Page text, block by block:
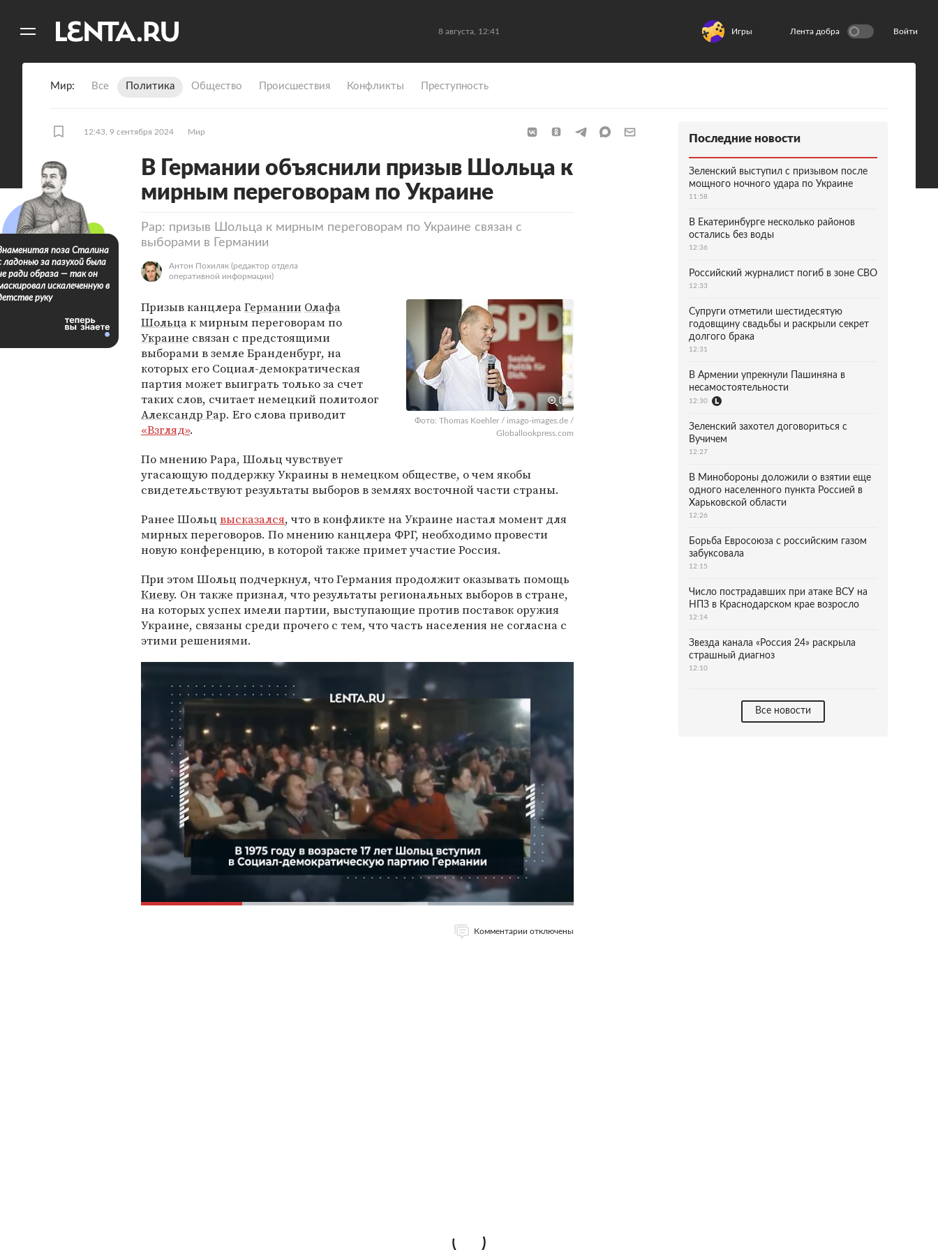
8 августа, 12:41 Игры Лента добра Войти
Мир Все Политика Общество Происшествия Конфликты Преступность
12:43, 9 сентября 2024 Мир
В Германии объяснили призыв Шольца к
мирным переговорам по Украине
Рар: призыв Шольца к мирным переговорам по Украине связан с
выборами в Германии
Антон Похиляк (редактор отдела
оперативной информации)
Фото: Thomas Koehler / imago-images.de /
Globallookpress.com
Призыв канцлераГермании Олафа
Шольцак мирным переговорам по
Украине связан с предстоящими
выборами в земле Бранденбург, на
которых его Социал-демократическая
партия может выиграть только за счет
таких слов, считает немецкий политолог
Александр Рар. Его слова приводит
«Взгляд».
По мнению Рара, Шольц чувствует
угасающую поддержку Украины в немецком обществе, о чем якобы
свидетельствуют результаты выборов в землях восточной части страны.
Ранее Шольц высказался, что в конфликте на Украине настал момент для
мирных переговоров. По мнению канцлера ФРГ, необходимо провести
новую конференцию, в которой также примет участие Россия.
При этом Шольц подчеркнул, что Германия продолжит оказывать помощь
Киеву. Он также признал, что результаты региональных выборов в стране,
на которых успех имели партии, выступающие против поставок оружия
Украине, связаны среди прочего с тем, что часть населения не согласна с
этими решениями.
Комментарии отключены
поза Сталина
ладонью за пазухой была
ради образа — так он
искалеченную в
руку
Последние новости
Зеленский выступил с призывом после
мощного ночного удара по Украине
11:58
В Екатеринбурге несколько районов
остались без воды
12:36
Российский журналист погиб в зоне СВО
12:33
Супруги отметили шестидесятую
годовщину свадьбы и раскрыли секрет
долгого брака
12:31
В Армении упрекнули Пашиняна в
несамостоятельности
12:30
Зеленский захотел договориться с
Вучичем
12:27
В Минобороны доложили о взятии еще
одного населенного пункта Россией в
Харьковской области
12:26
Борьба Евросоюза с российским газом
забуксовала
12:15
Число пострадавших при атаке ВСУ на
НПЗ в Краснодарском крае возросло
12:14
Звезда канала «Россия 24» раскрыла
страшный диагноз
12:10
Все новости